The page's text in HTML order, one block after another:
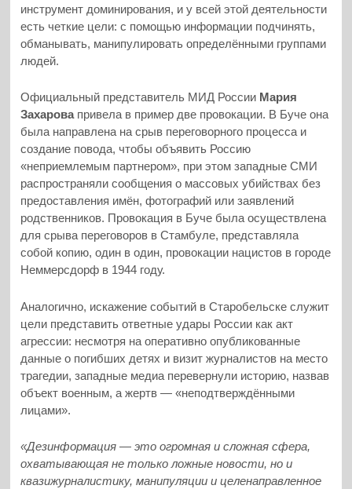
инструмент доминирования, и у всей этой деятельности
есть четкие цели: с помощью информации подчинять,
обманывать, манипулировать определёнными группами
людей.
Официальный представитель МИД России Мария
Захаровапривела в пример две провокации. В Буче она
была направлена на срыв переговорного процесса и
создание повода, чтобы объявить Россию
«неприемлемым партнером», при этом западные СМИ
распространяли сообщения о массовых убийствах без
предоставления имён, фотографий или заявлений
родственников. Провокация в Буче была осуществлена
для срыва переговоров в Стамбуле, представляла
собой копию, один в один, провокации нацистов в городе
Неммерсдорф в 1944 году.
Аналогично, искажение событий в Старобельске служит
цели представить ответные удары России как акт
агрессии: несмотря на оперативно опубликованные
данные о погибших детях и визит журналистов на место
трагедии, западные медиа перевернули историю, назвав
объект военным, а жертв — «неподтверждёнными
лицами».
«Дезинформация — это огромная и сложная сфера,
охватывающая не только ложные новости, но и
квазижурналистику, манипуляции и целенаправленное